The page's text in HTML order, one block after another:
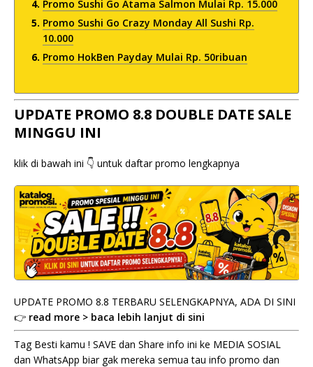
Promo Sushi Go Atama Salmon Mulai Rp. 15.000
Promo Sushi Go Crazy Monday All Sushi Rp.
10.000
Promo HokBen Payday Mulai Rp. 50ribuan
UPDATE PROMO 8.8 DOUBLE DATE SALE
MINGGU INI
klik di bawah ini 👇 untuk daftar promo lengkapnya
UPDATE PROMO 8.8 TERBARU SELENGKAPNYA, ADA DI SINI
👉 read more > baca lebih lanjut di sini
Tag Besti kamu ! SAVE dan Share info ini ke MEDIA SOSIAL
dan WhatsApp biar gak mereka semua tau info promo dan